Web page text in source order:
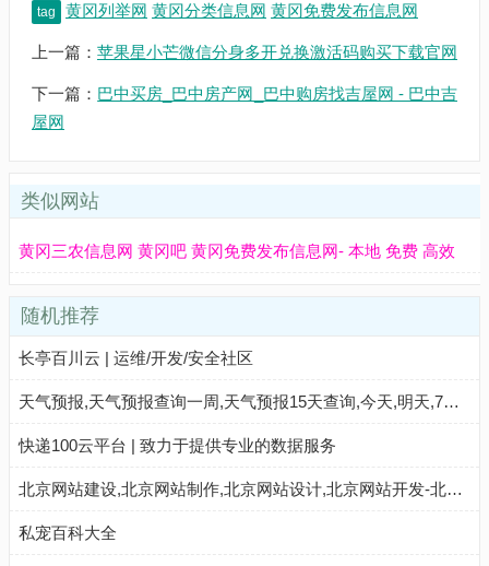
tag 黄冈列举网 黄冈分类信息网 黄冈免费发布信息网
上一篇： 苹果星小芒微信分身多开兑换激活码购买下载官网
下一篇： 巴中买房_巴中房产网_巴中购房找吉屋网 - 巴中吉
屋网
类似网站
黄冈三农信息网 黄冈吧 黄冈免费发布信息网- 本地 免费 高效
随机推荐
长亭百川云 | 运维/开发/安全社区
天气预报,天气预报查询一周,天气预报15天查询,今天,明天,7天,10天,15天,30天,今天,明天,40天,未来一周天气预报查询_天气网
快递100云平台 | 致力于提供专业的数据服务
北京网站建设,北京网站制作,北京网站设计,北京网站开发-北京定制网站制作公司
私宠百科大全